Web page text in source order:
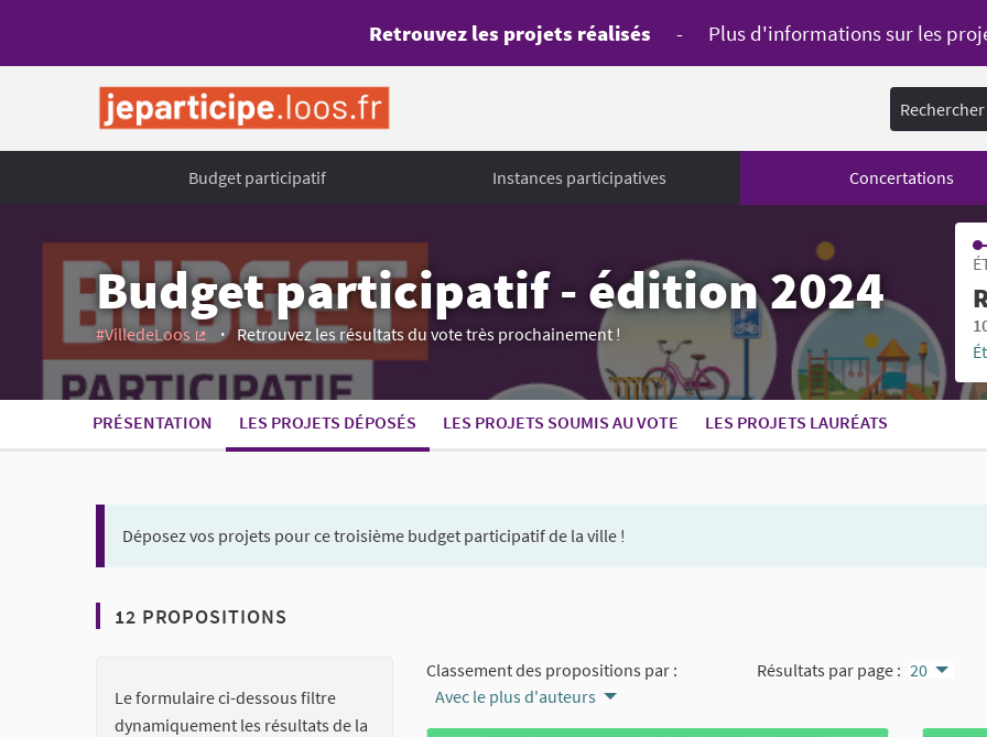
Retrouvez les projets réalisés - Plus d'informations sur les
Rechercher
Budget participatif Instances participatives Concertations
Budget participatif - édition 2024
#VilledeLoos
Retrouvez les résultats du vote très prochainement !
PRÉSENTATION LES PROJETS DÉPOSÉS LES PROJETS SOUMIS AU VOTE LES PROJETS LAURÉATS
Déposez vos projets pour ce troisième budget participatif de la ville !
12 PROPOSITIONS
Le formulaire ci-dessous filtre
dynamiquement les résultats de la
Classement des propositions par :
Avec le plus d'auteurs
Résultats par page : 20